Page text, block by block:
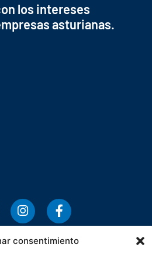
consentimiento
los intereses
asturianas.